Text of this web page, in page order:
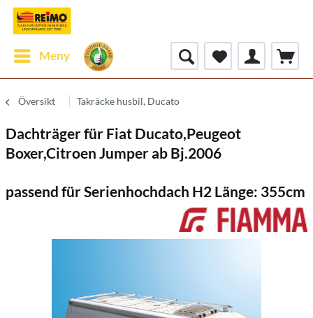
Meny
Översikt Takräcke husbil, Ducato
Dachträger für Fiat Ducato,Peugeot
Boxer,Citroen Jumper ab Bj.2006
passend für Serienhochdach H2 Länge: 355cm